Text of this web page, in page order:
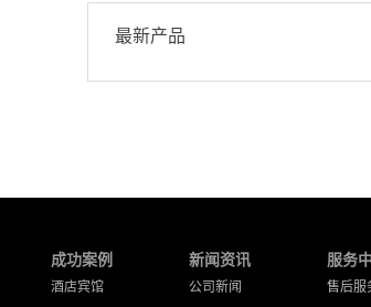
最新产品
成功案例
酒店宾馆
新闻资讯
公司新闻
服务
售后服